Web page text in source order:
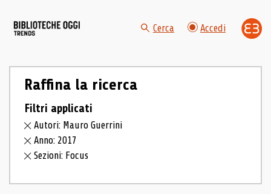
Cerca Accedi
Raffina la ricerca
Filtri applicati
Autori: Mauro Guerrini
Anno: 2017
Sezioni: Focus